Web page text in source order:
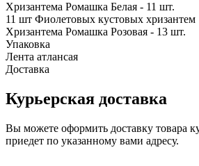
Хризантема Ромашка Белая - 11 шт.
11 шт Фиолетовых кустовых хризантем
Хризантема Ромашка Розовая - 13 шт.
Упаковка
Лента атлансая
Доставка
Курьерская доставка
Вы можете оформить доставку товара
приедет по указанному вами адресу.